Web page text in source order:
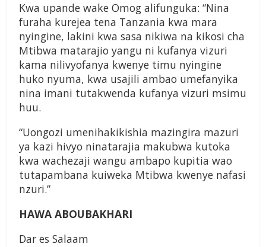
Kwa upande wake Omog alifunguka: “Nina
furaha kurejea tena Tanzania kwa mara
nyingine, lakini kwa sasa nikiwa na kikosi cha
Mtibwa matarajio yangu ni kufanya vizuri
kama nilivyofanya kwenye timu nyingine
huko nyuma, kwa usajili ambao umefanyika
nina imani tutakwenda kufanya vizuri msimu
huu.
“Uongozi umenihakikishia mazingira mazuri
ya kazi hivyo ninatarajia makubwa kutoka
kwa wachezaji wangu ambapo kupitia wao
tutapambana kuiweka Mtibwa kwenye nafasi
nzuri.”
HAWA ABOUBAKHARI
Dar es Salaam